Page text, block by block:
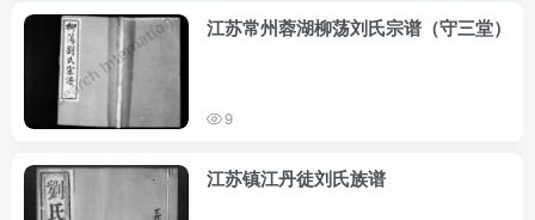
江苏常州蓉湖柳荡刘氏宗谱（守三堂）
9
江苏镇江丹徒刘氏族谱